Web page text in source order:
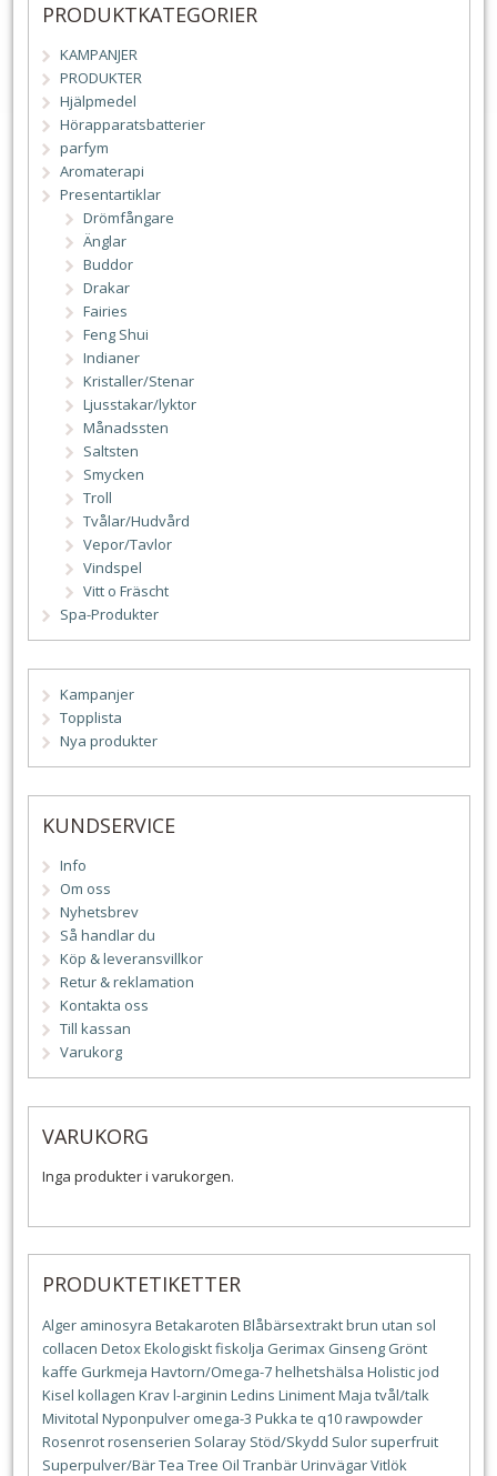
PRODUKTKATEGORIER
KAMPANJER
PRODUKTER
Hjälpmedel
Hörapparatsbatterier
parfym
Aromaterapi
Presentartiklar
Drömfångare
Änglar
Buddor
Drakar
Fairies
Feng Shui
Indianer
Kristaller/Stenar
Ljusstakar/lyktor
Månadssten
Saltsten
Smycken
Troll
Tvålar/Hudvård
Vepor/Tavlor
Vindspel
Vitt o Fräscht
Spa-Produkter
Kampanjer
Topplista
Nya produkter
KUNDSERVICE
Info
Om oss
Nyhetsbrev
Så handlar du
Köp & leveransvillkor
Retur & reklamation
Kontakta oss
Till kassan
Varukorg
VARUKORG
Inga produkter i varukorgen.
PRODUKTETIKETTER
Alger aminosyra Betakaroten Blåbärsextraktbrun utan sol
collacen DetoxEkologisktfiskolja Gerimax Ginseng Grönt
kaffe Gurkmeja Havtorn/Omega-7helhetshälsa Holisticjod
Kisel kollagen Kravl-arginin Ledins LinimentMaja tvål/talk
Mivitotal Nyponpulver omega-3 Pukka te q10rawpowder
Rosenrotrosenserien Solaray Stöd/Skydd Sulor superfruit
Superpulver/BärTea Tree Oil TranbärUrinvägarVitlök